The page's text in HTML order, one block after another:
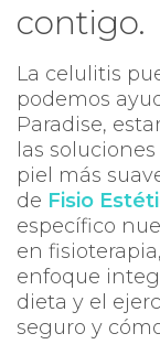
contigo.
La celulitis
podemos
Paradise,
las
piel más
de Fisio
específico
en
enfoque
dieta y el
seguro y